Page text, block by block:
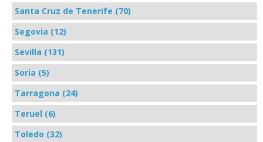
Santa Cruz de Tenerife (70)
Segovia (12)
Sevilla (131)
Soria (5)
Tarragona (24)
Teruel (6)
Toledo (32)